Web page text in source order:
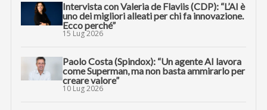
Intervista con Valeria de Flaviis (CDP): “L’AI è
uno dei migliori alleati per chi fa innovazione.
Ecco perché”
15 Lug 2026
Paolo Costa (Spindox): “Un agente AI lavora
come Superman, ma non basta ammirarlo per
creare valore”
10 Lug 2026